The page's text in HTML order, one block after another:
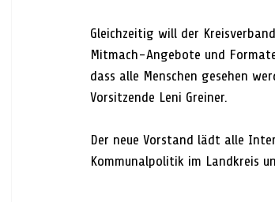
Gleichzeitig will der
Mitmach-Angebote und
dass alle Menschen gesehen
Vorsitzende Leni Greiner.
Der neue Vorstand lädt alle
Kommunalpolitik im Landkreis